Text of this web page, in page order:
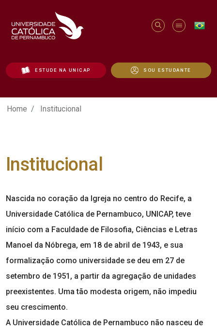
ESTUDE NA UNICAP SOU ESTUDANTE
Institucional - Unicap
Home Institucional
Institucional
Nascida no coração da Igreja no centro do Recife, a
Universidade Católica de Pernambuco, UNICAP, teve
início com a Faculdade de Filosofia, Ciências e Letras
Manoel da Nóbrega, em 18 de abril de 1943, e sua
formalização como universidade se deu em 27 de
setembro de 1951, a partir da agregação de unidades
preexistentes. Uma tão modesta origem, não impediu
seu crescimento.
A Universidade Católica de Pernambuco não nasceu de